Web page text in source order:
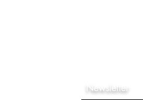
Newsletter